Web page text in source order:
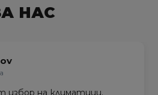
НАС
избор на климатици.